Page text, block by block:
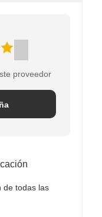
proveedor
de todas las